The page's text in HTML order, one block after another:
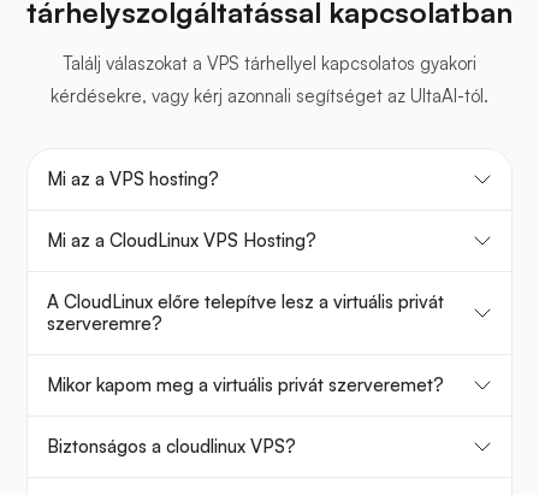
tárhelyszolgáltatással kapcsolatban
Találj válaszokat a VPS tárhellyel kapcsolatos gyakori
kérdésekre, vagy kérj azonnali segítséget az UltaAI-tól.
Mi az a VPS hosting?
Mi az a CloudLinux VPS Hosting?
A CloudLinux előre telepítve lesz a virtuális privát
szerveremre?
Mikor kapom meg a virtuális privát szerveremet?
Biztonságos a cloudlinux VPS?